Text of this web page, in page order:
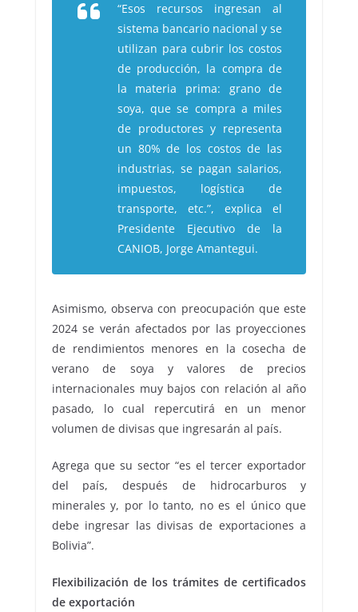
“Esos recursos ingresan al
sistema bancario nacional y se
utilizan para cubrir los costos
de producción, la compra de
la materia prima: grano de
soya, que se compra a miles
de productores y representa
un 80% de los costos de las
industrias, se pagan salarios,
impuestos, logística de
transporte, etc.”, explica el
Presidente Ejecutivo de la
CANIOB, Jorge Amantegui.
Asimismo, observa con preocupación que este
2024 se verán afectados por las proyecciones
de rendimientos menores en la cosecha de
verano de soya y valores de precios
internacionales muy bajos con relación al año
pasado, lo cual repercutirá en un menor
volumen de divisas que ingresarán al país.
Agrega que su sector “es el tercer exportador
del país, después de hidrocarburos y
minerales y, por lo tanto, no es el único que
debe ingresar las divisas de exportaciones a
Bolivia”.
Flexibilización de los trámites de certificados
de exportación